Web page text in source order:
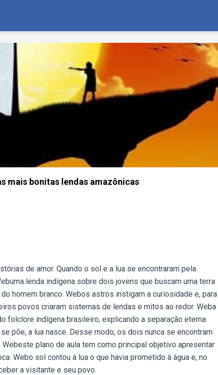
mais bonitas lendas amazônicas
de amor. Quando o sol e a lua se encontraram pela
lenda indígena sobre dois jovens que buscam uma terra
homem branco. Webos astros instigam a curiosidade e, para
povos criaram sistemas de lendas e mitos ao redor. Weba
folclore indígena brasileiro, explicando a separação eterna
põe, a lua nasce. Desse modo, os dois nunca se encontram
plano de aula tem como principal objetivo apresentar
Webo sol contou à lua o que havia prometido à água e, no
a visitante e seu povo.